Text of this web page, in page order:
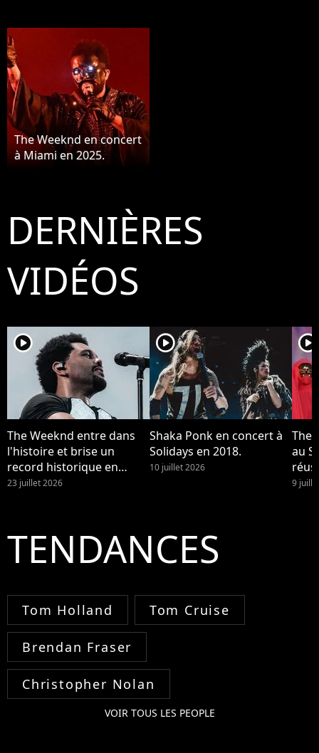
The Weeknd en concert
à Miami en 2025.
DERNIÈRES
VIDÉOS
player2
The Weeknd entre dans
l'histoire et brise un
record historique en
France
23 juillet 2026
player2
Shaka Ponk en concert à
Solidays en 2018.
10 juillet 2026
player2
The
au
9
TENDANCES
Tom Holland Tom Cruise
Brendan Fraser
Christopher Nolan
VOIR TOUS LES PEOPLE